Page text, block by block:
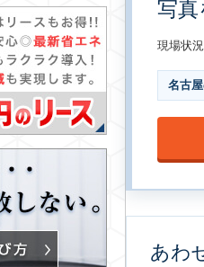
写
現場状
名古
あわ